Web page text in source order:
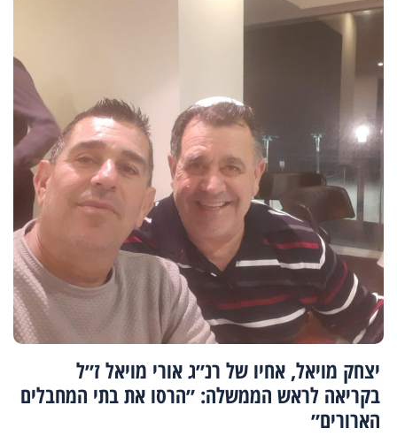
יצחק מויאל, אחיו של רנ״ג אורי מויאל ז״ל
בקריאה לראש הממשלה: ״הרסו את בתי המחבלים
הארורים״